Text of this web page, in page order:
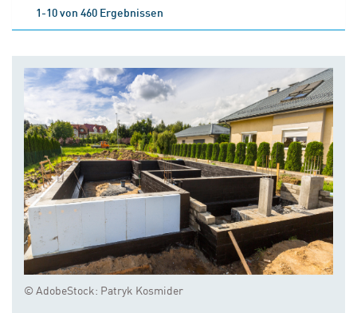
1-10 von 460 Ergebnissen
© AdobeStock: Patryk Kosmider